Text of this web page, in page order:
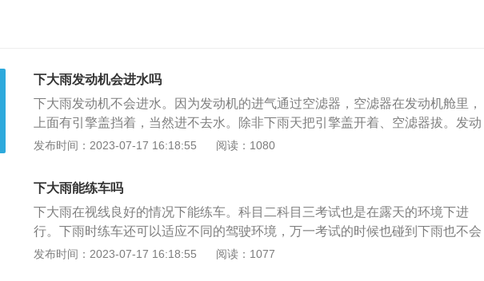
下大雨发动机会进水吗
下大雨发动机不会进水。因为发动机的进气通过空滤器，空滤器在发动机舱里，
上面有引擎盖挡着，当然进不去水。除非下雨天把引擎盖开着、空滤器拔。发动
机进水后容易熄火，如果发动机不停止运作，水容易进入火花塞导致发动机熄
行车的注意事项：1、减速慢行：无论道路宽窄、路面状况好坏，雨中开车减速
雨天的能见度低，视野差，车辆的刹车距离等应急性能也会有所减低，所以要提
前减速，留足处理情况的时间和空间，确保安全。2、保持车距：雨天行驶视野
受阻，要注意保持车辆距离，随时观察前后车距，增加安全距离。特别要远离大
发布时间：2023-07-17 16:18:55 阅读：1080
下大雨能练车吗
下大雨在视线良好的情况下能练车。科目二科目三考试也是在露天的环境下进
行。下雨时练车还可以适应不同的驾驶环境，万一考试的时候也碰到下雨也不会
慌乱，所以如果有条件模拟一下不同的考试环境还是有必要的。当然下雨练车需
发布时间：2023-07-17 16:18:55 阅读：1077